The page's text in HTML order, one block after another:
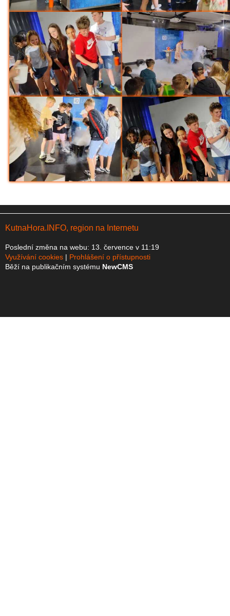
KutnaHora.INFO, region na Internetu
Poslední změna na webu: 13. července v 11:19
Využívání cookies
Prohlášení o přístupnosti
Běží na publikačním systému NewCMS